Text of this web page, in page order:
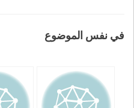
في نفس الموضوع